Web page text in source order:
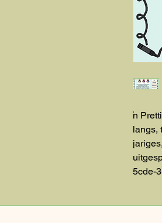
'n
langs,
5cde-